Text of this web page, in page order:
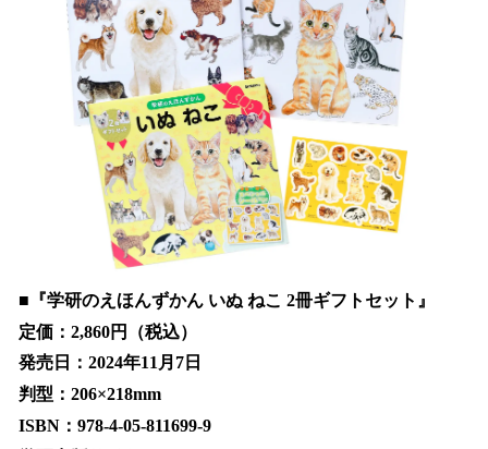
■『学研のえほんずかん いぬ ねこ 2冊ギフトセット』
定価：2,860円（税込）
発売日：2024年11月7日
判型：206×218mm
ISBN：978-4-05-811699-9